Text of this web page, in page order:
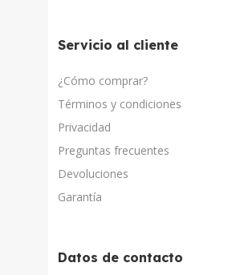
Servicio al cliente
¿Cómo comprar?
Términos y condiciones
Privacidad
Preguntas frecuentes
Devoluciones
Garantía
Datos de contacto